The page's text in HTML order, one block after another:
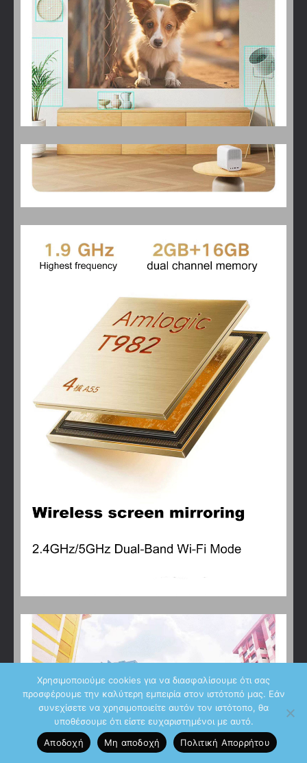
Χρησιμοποιούμε cookies για να διασφαλίσουμε ότι σας
προσφέρουμε την καλύτερη εμπειρία στον ιστότοπό μας. Εάν
συνεχίσετε να χρησιμοποιείτε αυτόν τον ιστότοπο, θα
υποθέσουμε ότι είστε ευχαριστημένοι με αυτό.
Αποδοχή
Μη αποδοχή Πολιτική Aπορρήτου